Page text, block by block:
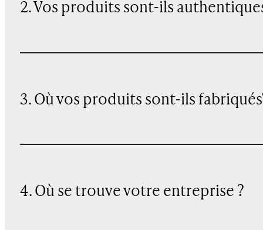
2. Vos produits sont-ils
3. Où vos produits sont-ils
4. Où se trouve votre entreprise ?